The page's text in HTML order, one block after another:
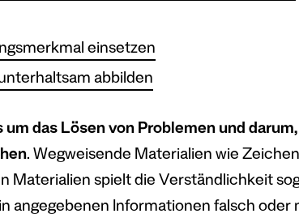
einsetzen
abbilden
das Lösen von Problemen und
. Wegweisende Materialien wie
Materialien spielt die Verständlichkeit
angegebenen Informationen falsch oder